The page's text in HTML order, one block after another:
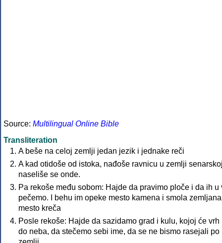
Source: Multilingual Online Bible
Transliteration
A beše na celoj zemlji jedan jezik i jednake reči
A kad otidoše od istoka, nađoše ravnicu u zemlji
naseliše se onde.
Pa rekoše među sobom: Hajde da pravimo ploče i da ih u
pečemo. I behu im opeke mesto kamena i smola zemljana
mesto kreča
Posle rekoše: Hajde da sazidamo grad i kulu, kojoj će vrh
do neba, da stečemo sebi ime, da se ne bismo rasejali po